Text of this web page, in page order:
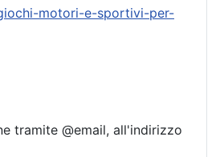
motori-e-sportivi-per-
tramite @email, all'indirizzo